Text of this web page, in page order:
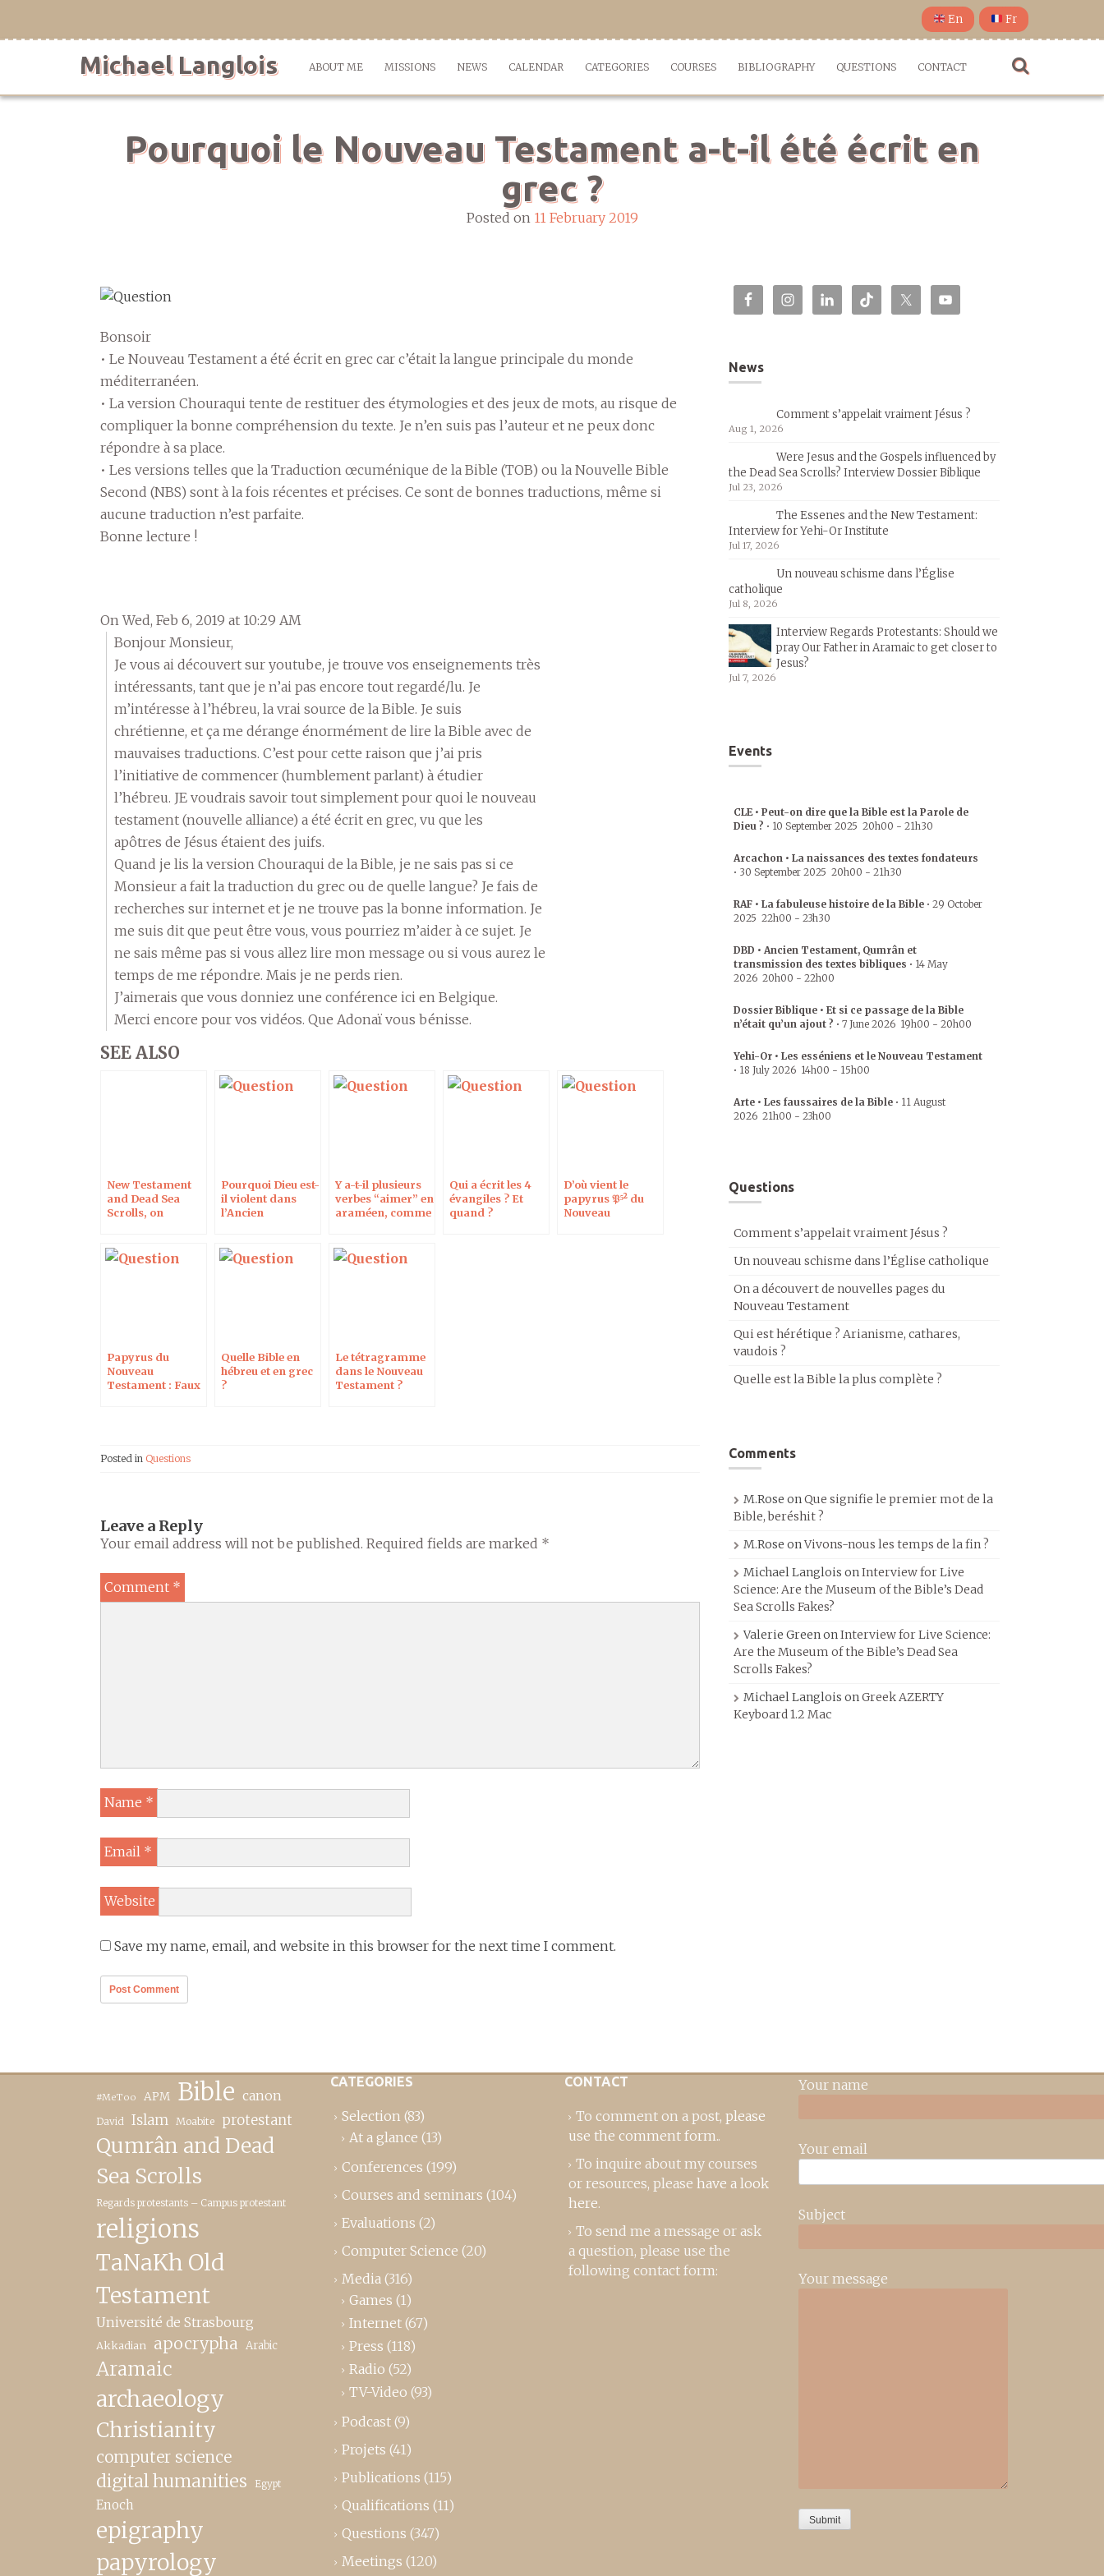
En Fr
Michael Langlois ABOUT ME MISSIONS NEWS CALENDAR CATEGORIES COURSES BIBLIOGRAPHY QUESTIONS CONTACT
Pourquoi le Nouveau Testament a-t-il été écrit en
grec ?
Posted on 11 February 2019
Bonsoir
• Le Nouveau Testament a été écrit en grec car c’était la langue principale du monde
méditerranéen.
• La version Chouraqui tente de restituer des étymologies et des jeux de mots, au risque de
compliquer la bonne compréhension du texte. Je n’en suis pas l’auteur et ne peux donc
répondre à sa place.
• Les versions telles que la Traduction œcuménique de la Bible (TOB) ou la Nouvelle Bible
Second (NBS) sont à la fois récentes et précises. Ce sont de bonnes traductions, même si
aucune traduction n’est parfaite.
Bonne lecture !
On Wed, Feb 6, 2019 at 10:29 AM
Bonjour Monsieur,
Je vous ai découvert sur youtube, je trouve vos enseignements très
intéressants, tant que je n’ai pas encore tout regardé/lu. Je
m’intéresse à l’hébreu, la vrai source de la Bible. Je suis
chrétienne, et ça me dérange énormément de lire la Bible avec de
mauvaises traductions. C’est pour cette raison que j’ai pris
l’initiative de commencer (humblement parlant) à étudier
l’hébreu. JE voudrais savoir tout simplement pour quoi le nouveau
testament (nouvelle alliance) a été écrit en grec, vu que les
apôtres de Jésus étaient des juifs.
Quand je lis la version Chouraqui de la Bible, je ne sais pas si ce
Monsieur a fait la traduction du grec ou de quelle langue? Je fais de
recherches sur internet et je ne trouve pas la bonne information. Je
me suis dit que peut être vous, vous pourriez m’aider à ce sujet. Je
ne sais même pas si vous allez lire mon message ou si vous aurez le
temps de me répondre. Mais je ne perds rien.
J’aimerais que vous donniez une conférence ici en Belgique.
Merci encore pour vos vidéos. Que Adonaï vous bénisse.
SEE ALSO
New Testament
and Dead Sea
Scrolls, on
Pourquoi Dieu est-
il violent dans
l’Ancien
Nouveau
Testament ?
Y a-t-il plusieurs
verbes “aimer” en
araméen, comme
Testament ?
Qui a écrit les 4
évangiles ? Et
quand ?
D’où vient le
papyrus 𝔓⁵² du
Nouveau
Papyrus du
Nouveau
Testament : Faux
Quelle Bible en
hébreu et en grec
?
Le tétragramme
dans le Nouveau
Testament ?
Posted in Questions
Leave a Reply
Your email address will not be published. Required fields are marked *
Comment *
Name *
Email *
Website
Save my name, email, and website in this browser for the next time I comment.
News
Comment s’appelait vraiment Jésus ?
Aug 1, 2026
Were Jesus and the Gospels influenced by
the Dead Sea Scrolls? Interview Dossier Biblique
Jul 23, 2026
The Essenes and the New Testament:
Interview for Yehi-Or Institute
Jul 17, 2026
Un nouveau schisme dans l’Église
catholique
Jul 8, 2026
Interview Regards Protestants: Should we
pray Our Father in Aramaic to get closer to
Jesus?
Jul 7, 2026
Events
CLE • Peut-on dire que la Bible est la Parole de
Dieu ? • 10 September 2025 20h00 - 21h30
Arcachon • La naissances des textes fondateurs
• 30 September 2025 20h00 - 21h30
RAF • La fabuleuse histoire de la Bible • 29 October
2025 22h00 - 23h30
DBD • Ancien Testament, Qumrân et
transmission des textes bibliques • 14 May
2026 20h00 - 22h00
Dossier Biblique • Et si ce passage de la Bible
n’était qu’un ajout ? • 7 June 2026 19h00 - 20h00
Yehi-Or • Les esséniens et le Nouveau Testament
• 18 July 2026 14h00 - 15h00
Arte • Les faussaires de la Bible • 11 August
2026 21h00 - 23h00
Questions
Comment s’appelait vraiment Jésus ?
Un nouveau schisme dans l’Église catholique
On a découvert de nouvelles pages du
Nouveau Testament
Qui est hérétique ? Arianisme, cathares,
vaudois ?
Quelle est la Bible la plus complète ?
Comments
M.Rose onQue signifie le premier mot de la
Bible, beréshit ?
M.Rose onVivons-nous les temps de la fin ?
Michael Langlois onInterview for Live
Science: Are the Museum of the Bible’s Dead
Sea Scrolls Fakes?
Valerie GreenonInterview for Live Science:
Are the Museum of the Bible’s Dead Sea
Scrolls Fakes?
Michael Langlois onGreek AZERTY
Keyboard 1.2 Mac
#MeToo APM Bible canon
David Islam Moabite protestant
Qumrân and Dead
Sea Scrolls
Regards protestants – Campus protestant
religions
TaNaKh Old
Testament
Université de Strasbourg
Akkadian apocrypha Arabic
Aramaic
archaeology
Christianity
computer science
digital humanities Egypt
Enoch
epigraphy
papyrology
CATEGORIES
Selection (83)
At a glance (13)
Conferences (199)
Courses and seminars (104)
Evaluations (2)
Computer Science (20)
Media (316)
Games (1)
Internet (67)
Press (118)
Radio (52)
TV-Video (93)
Podcast (9)
Projets (41)
Publications (115)
Qualifications (11)
Questions (347)
Meetings (120)
CONTACT
To comment on a post, please
use the comment form..
To inquire about my courses
or resources, please have a look
here.
To send me a message or ask
a question, please use the
following contact form:
Your name
Your email
Subject
Your message